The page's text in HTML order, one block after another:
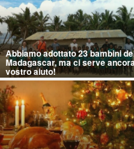
Abbiamo adottato 23 bambini
Madagascar, ma ci serve
vostro aiuto!